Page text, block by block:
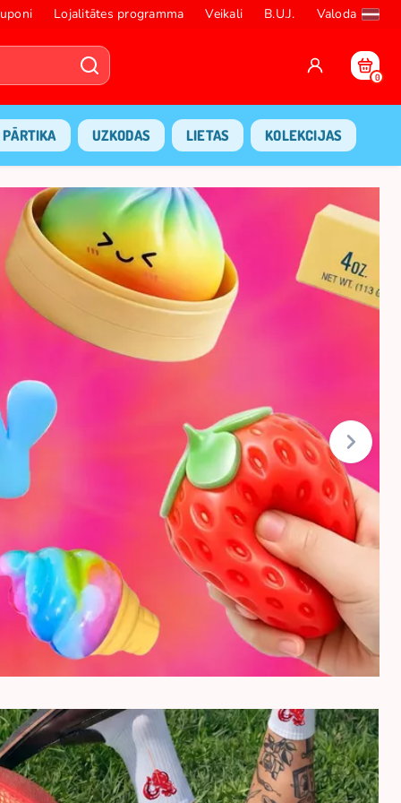
Lojalitātes programma Veikali B.U.J. Valoda
0
PĀRTIKA UZKODAS LIETAS KOLEKCIJAS